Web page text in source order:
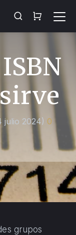
julio 2024) 0
grupos